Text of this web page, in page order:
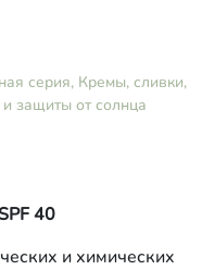
Pantenol, Allantoin,
коньяк маннан),
(витамин Е),
серия, Кремы, сливки,
защиты от солнца
40
и химических